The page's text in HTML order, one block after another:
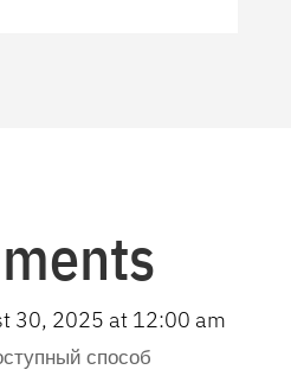
30, 2025 at 12:00 am
способ